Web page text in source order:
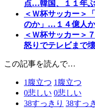
点…韓国、１１年
＜Ｗ杯サッカー＞
のか」…１４億人
＜Ｗ杯サッカー＞
怒りでテレビまで
この記事を読んで…
1 腹立つ 1 腹立つ
0悲しい 0悲しい
38すっきり 38すっ